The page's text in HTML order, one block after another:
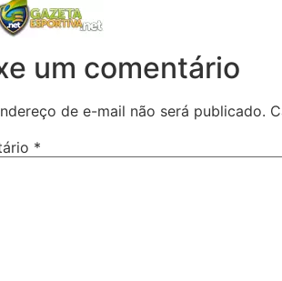
um comentário
de e-mail não será publicado.
*